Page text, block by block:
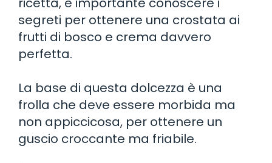
segreti per ottenere una crostata ai
frutti di bosco e crema davvero
perfetta.
La base di questa dolcezza è una
frolla che deve essere morbida ma
non appiccicosa, per ottenere un
guscio croccante ma friabile.